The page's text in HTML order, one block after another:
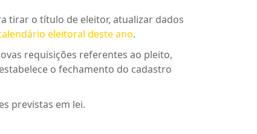
tirar o título de eleitor, atualizar dados
eleitoral deste ano.
requisições referentes ao pleito,
o fechamento do cadastro
previstas em lei.